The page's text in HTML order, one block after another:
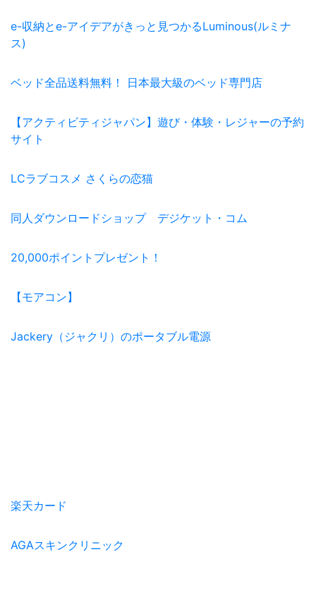
e-収納とe-アイデアがきっと見つかるLuminous(ルミナ
ス)
ベッド全品送料無料！ 日本最大級のベッド専門店
【アクティビティジャパン】遊び・体験・レジャーの予約
サイト
LCラブコスメ さくらの恋猫
同人ダウンロードショップ デジケット・コム
20,000ポイントプレゼント！
【モアコン】
Jackery（ジャクリ）のポータブル電源
楽天カード
AGAスキンクリニック